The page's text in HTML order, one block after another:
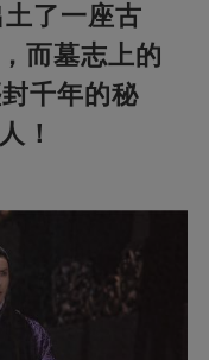
了一座古
而墓志上的
千年的秘
！